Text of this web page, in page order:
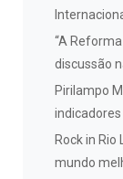
“A
discussão
Pirilampo
Rock in Rio
mundo